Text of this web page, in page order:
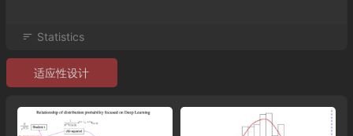
Statistics
适应性设计